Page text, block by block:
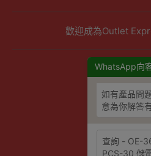
WhatsApp向
如有產品問
意為你解答
歡迎成為Outlet
其他資
隱私權及條
保養條款及
條款及
網站地